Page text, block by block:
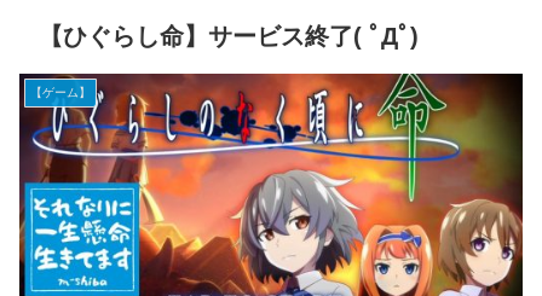
【ひぐらし命】サービス終了( ﾟДﾟ)
【ゲーム】